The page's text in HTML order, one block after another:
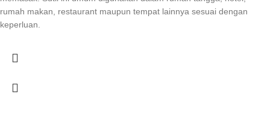
rumah makan, restaurant maupun tempat lainnya sesuai dengan
keperluan.